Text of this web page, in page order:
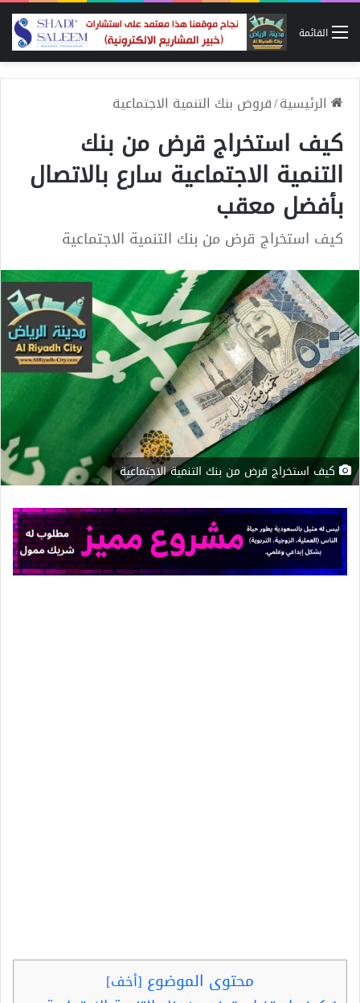
القائمة
الرئيسية/قروض بنك التنمية الاجتماعية
كيف استخراج قرض من بنك
التنمية الاجتماعية سارع بالاتصال
بأفضل معقب
كيف استخراج قرض من بنك التنمية الاجتماعية
كيف استخراج قرض من بنك التنمية الاجتماعية
محتوى الموضوع [أخف]